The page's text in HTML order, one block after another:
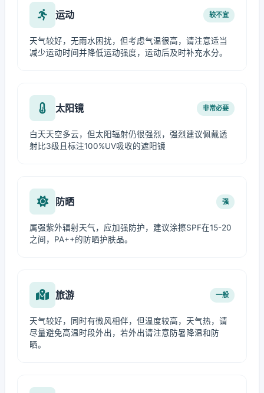
运动 较不宜
天气较好，无雨水困扰，但考虑气温很高，请注意适当
减少运动时间并降低运动强度，运动后及时补充水分。
太阳镜 非常必要
白天天空多云，但太阳辐射仍很强烈，强烈建议佩戴透
射比3级且标注100%UV吸收的遮阳镜
防晒 强
属强紫外辐射天气，应加强防护，建议涂擦SPF在15-20
之间，PA++的防晒护肤品。
旅游 一般
天气较好，同时有微风相伴，但温度较高，天气热，请
尽量避免高温时段外出，若外出请注意防暑降温和防
晒。